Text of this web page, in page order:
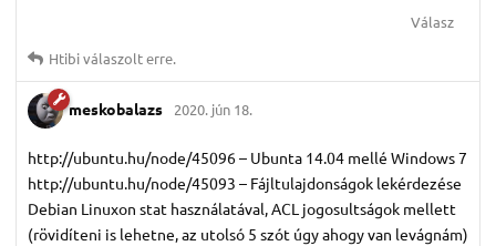
Válasz
Htibiválaszolt erre.
meskobalazs 2020. jún 18.
http://ubuntu.hu/node/45096 – Ubunta 14.04 mellé Windows 7
http://ubuntu.hu/node/45093 – Fájltulajdonságok lekérdezése
Debian Linuxon stat használatával, ACL jogosultságok mellett
(rövidíteni is lehetne, az utolsó 5 szót úgy ahogy van levágnám)